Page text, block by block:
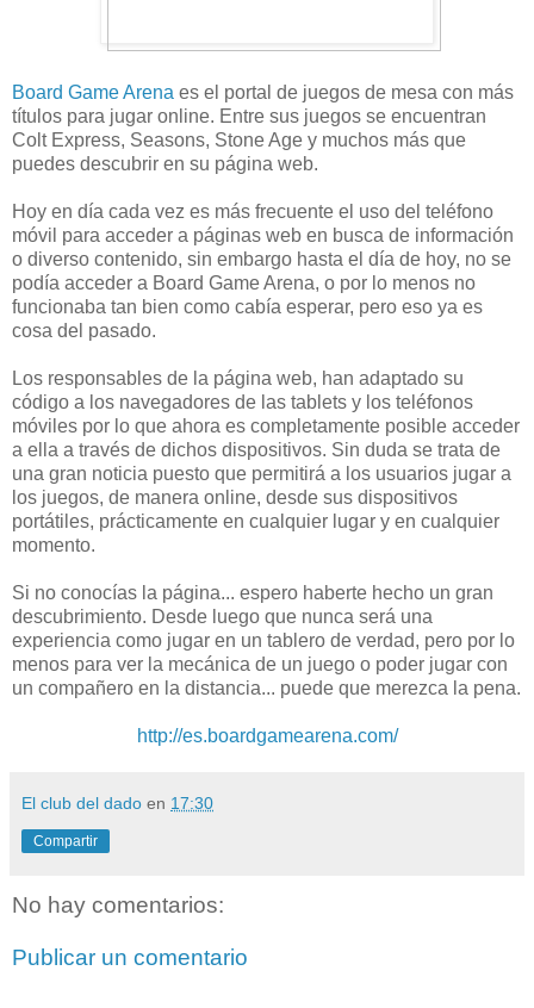
Board Game Arena es el portal de juegos de mesa con más
títulos para jugar online. Entre sus juegos se encuentran
Colt Express, Seasons, Stone Age y muchos más que
puedes descubrir en su página web.
Hoy en día cada vez es más frecuente el uso del teléfono
móvil para acceder a páginas web en busca de información
o diverso contenido, sin embargo hasta el día de hoy, no se
podía acceder a Board Game Arena, o por lo menos no
funcionaba tan bien como cabía esperar, pero eso ya es
cosa del pasado.
Los responsables de la página web, han adaptado su
código a los navegadores de las tablets y los teléfonos
móviles por lo que ahora es completamente posible acceder
a ella a través de dichos dispositivos. Sin duda se trata de
una gran noticia puesto que permitirá a los usuarios jugar a
los juegos, de manera online, desde sus dispositivos
portátiles, prácticamente en cualquier lugar y en cualquier
momento.
Si no conocías la página... espero haberte hecho un gran
descubrimiento. Desde luego que nunca será una
experiencia como jugar en un tablero de verdad, pero por lo
menos para ver la mecánica de un juego o poder jugar con
un compañero en la distancia... puede que merezca la pena.
http://es.boardgamearena.com/
El club del dado en 17:30
Compartir
No hay comentarios:
Publicar un comentario